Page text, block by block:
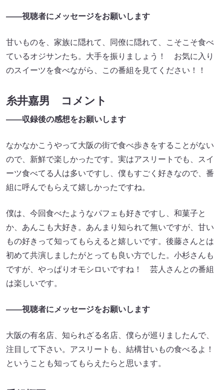
――視聴者にメッセージをお願いします
甘いものを、家族に隠れて、同僚に隠れて、こそこそ食べ
ているオジサンたち。大手を振りましょう！ お気に入り
のスイーツを食べながら、この番組を見てください！！
糸井嘉男 コメント
――収録後の感想をお願いします
なかなかこうやって大阪の街で食べ歩きをすることがない
ので、新鮮で楽しかったです。実はアスリートでも、スイ
ーツ食べてる人は多いですし、僕もすごく好きなので、番
組に呼んでもらえて嬉しかったですね。
僕は、今回食べたようなパフェも好きですし、和菓子と
か、あんこも大好き。あんまり知られて無いですが、甘い
もの好きって知ってもらえると嬉しいです。後藤さんとは
初めて共演しましたがとっても良い方でした。小杉さんも
ですが、やっぱりオモシロいですね！ 芸人さんとの番組
は楽しいです。
――視聴者にメッセージをお願いします
大阪の有名店、知られざる名店、僕らが巡りましたんで、
注目して下さい。アスリートも、結構甘いもの食べるよ！
ということも知ってもらえたらと思います。